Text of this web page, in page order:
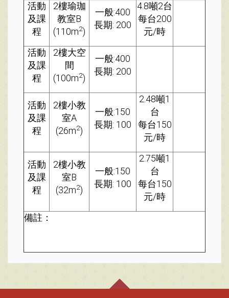
活動
及課
程
2樓瑜珈
教室B
(110m2)
一般:400
長期: 200
4.8噸2台
每台200
元/時
活動
及課
程
2樓大空
間
(100m2)
一般:400
長期: 200
活動
及課
程
2樓小教
室A
(26m2)
一般:150
長期: 100
2.48噸1
台
每台150
元/時
活動
及課
程
2樓小教
室B
(32m2)
一般:150
長期: 100
2.75噸1
台
每台150
元/時
備註：